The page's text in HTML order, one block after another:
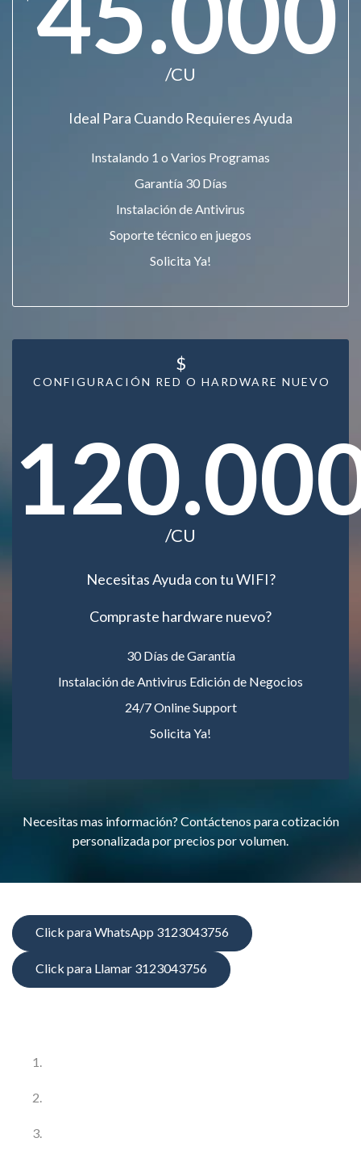
/CU
Ideal Para Cuando Requieres Ayuda
Instalando 1 o Varios Programas
Garantía 30 Días
Instalación de Antivirus
Soporte técnico en juegos
Solicita Ya!
CONFIGURACIÓN RED O HARDWARE NUEVO
$
/CU
Necesitas Ayuda con tu WIFI?
Compraste hardware nuevo?
30 Días de Garantía
Instalación de Antivirus Edición de Negocios
24/7 Online Support
Solicita Ya!
Necesitas mas información? Contáctenos para cotización
personalizada por precios por volumen.
Click para WhatsApp 3123043756
Click para Llamar 3123043756